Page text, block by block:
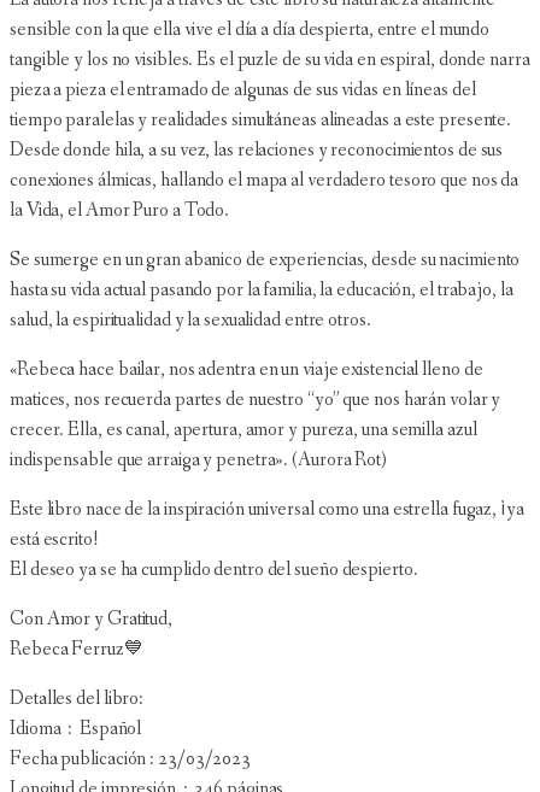
sensible con la que ella vive el día a día despierta, entre el mundo
tangible y los no visibles. Es el puzle de su vida en espiral, donde narra
pieza a pieza el entramado de algunas de sus vidas en líneas del
tiempo paralelas y realidades simultáneas alineadas a este presente.
Desde donde hila, a su vez, las relaciones y reconocimientos de sus
conexiones álmicas, hallando el mapa al verdadero tesoro que nos da
la Vida, el Amor Puro a Todo.
Se sumerge en un gran abanico de experiencias, desde su nacimiento
hasta su vida actual pasando por la familia, la educación, el trabajo, la
salud, la espiritualidad y la sexualidad entre otros.
«Rebeca hace bailar, nos adentra en un viaje existencial lleno de
matices, nos recuerda partes de nuestro “yo” que nos harán volar y
crecer. Ella, es canal, apertura, amor y pureza, una semilla azul
indispensable que arraiga y penetra». (Aurora Rot)
Este libro nace de la inspiración universal como una estrella fugaz, ¡ya
está escrito!
El deseo ya se ha cumplido dentro del sueño despierto.
Con Amor y Gratitud,
Rebeca Ferruz💙
Detalles del libro:
Idioma ‏ : ‎ Español
Fecha publicación : 23/03/2023